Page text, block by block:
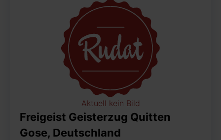
Aktuell kein Bild
Freigeist Geisterzug Quitten
Gose, Deutschland